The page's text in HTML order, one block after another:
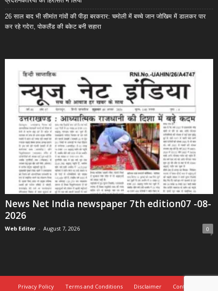
26 साल बाद भी सीमांत गांवों की पीड़ा बरकरार: चमोली में बच्चे जान जोखिम में डालकर पार
कर रहे गदेरा, पोकलैंड की बकेट बनी सहारा
News Net India newspaper 7th edition07 -08-
2026
Web Editor - August 7, 2026 0
Privacy Policy Terms and Conditions Disclaimer Contact Us